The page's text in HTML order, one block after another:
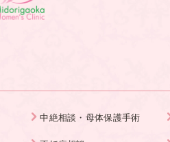
中絶相談・母体保護手術